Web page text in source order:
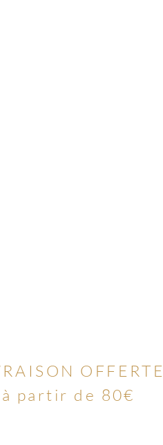
OFFERTE
à partir de 80€